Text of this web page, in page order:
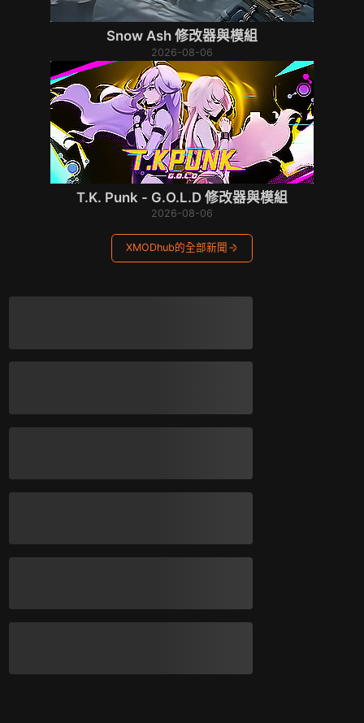
Snow Ash 修改器與模組
2026-08-06
T.K. Punk - G.O.L.D 修改器與模組
2026-08-06
XMODhub的全部新聞